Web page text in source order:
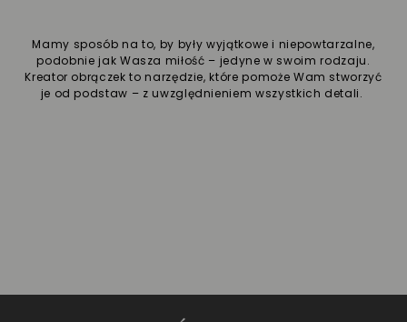
Mamy sposób na to, by były wyjątkowe i niepowtarzalne,
podobnie jak Wasza miłość – jedyne w swoim rodzaju.
Kreator obrączek to narzędzie, które pomoże Wam stworzyć
je od podstaw – z uwzględnieniem wszystkich detali.